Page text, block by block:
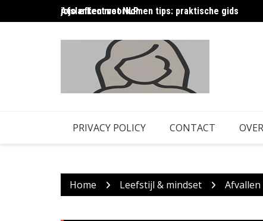
to
Afslanken met NLP
jojo effect voorkomen tips: praktische gids
PRIVACY POLICY CONTACT
Home Leefstijl & mindset